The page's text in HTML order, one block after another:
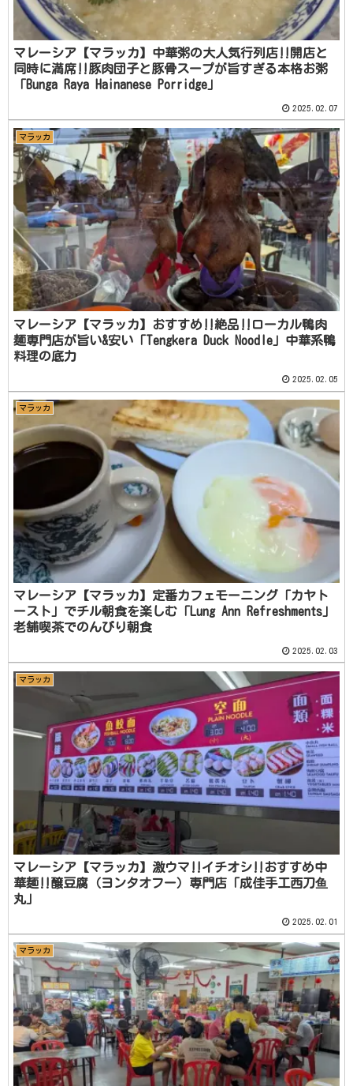
マレーシア【マラッカ】中華粥の大人気行列店‼️開店と
同時に満席‼️豚肉団子と豚骨スープが旨すぎる本格お粥
「Bunga Raya Hainanese Porridge」
2025.02.07
マラッカ
マレーシア【マラッカ】おすすめ‼️絶品‼️ローカル鴨肉
麺専門店が旨い&安い「Tengkera Duck Noodle」中華系鴨
料理の底力
2025.02.05
マラッカ
マレーシア【マラッカ】定番カフェモーニング「カヤト
ースト」でチル朝食を楽しむ「Lung Ann Refreshments」
老舗喫茶でのんびり朝食
2025.02.03
マラッカ
マレーシア【マラッカ】激ウマ‼️イチオシ‼️おすすめ中
華麺‼️醸豆腐（ヨンタオフー）専門店「成佳手工西刀鱼
丸」
2025.02.01
マラッカ